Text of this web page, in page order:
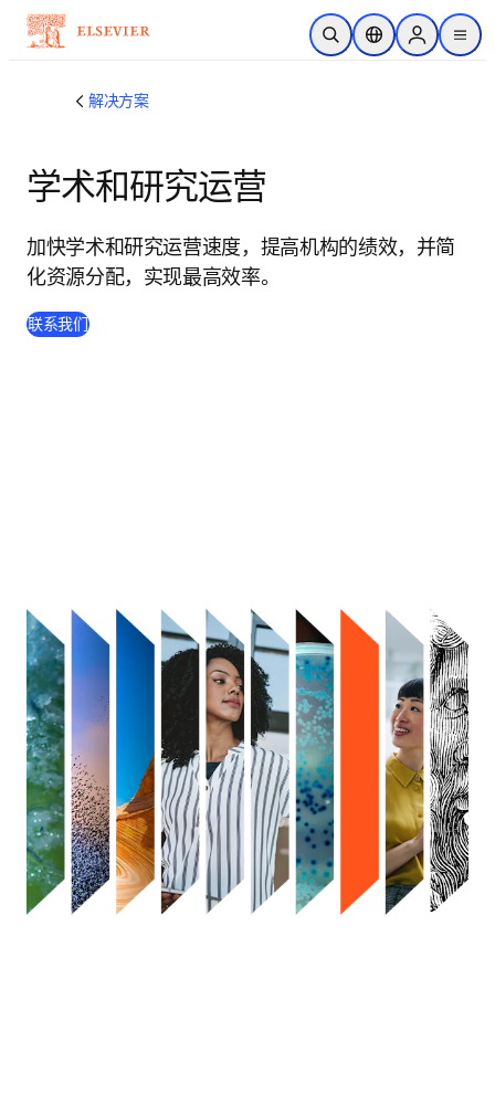
跳转到主内容
开放搜索位置选择器Sign in to
menu
解决方案
学术和研究运营
加快学术和研究运营速度，提高机构的绩效，并简
化资源分配，实现最高效率。
联系我们